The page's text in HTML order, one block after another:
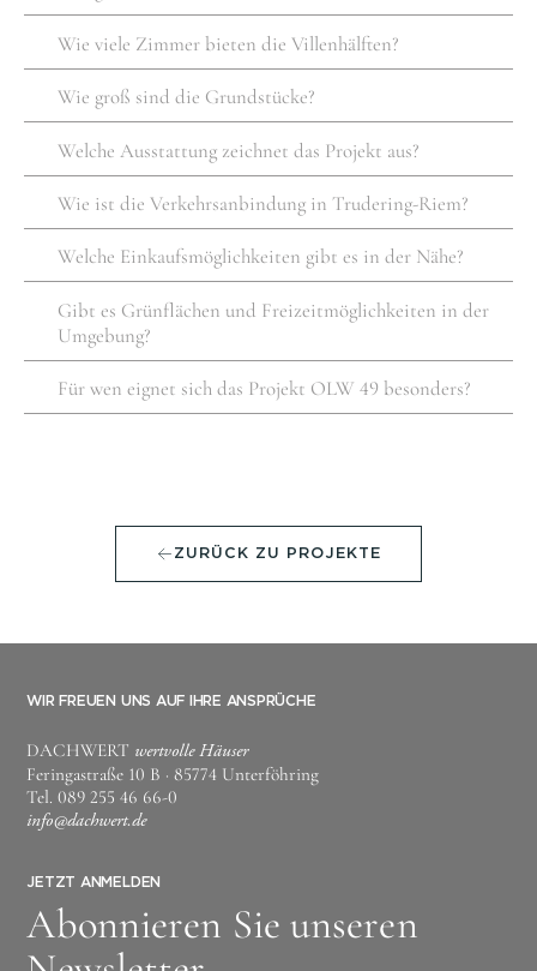
Wie viele Zimmer bieten die Villenhälften?
Wie groß sind die Grundstücke?
Welche Ausstattung zeichnet das Projekt aus?
Wie ist die Verkehrsanbindung in Trudering-Riem?
Welche Einkaufsmöglichkeiten gibt es in der Nähe?
Gibt es Grünflächen und Freizeitmöglichkeiten in der
Umgebung?
Für wen eignet sich das Projekt OLW 49 besonders?
ZURÜCK ZU PROJEKTE
WIR FREUEN UNS AUF IHRE ANSPRÜCHE
DACHWERT wertvolle Häuser
Feringastraße 10 B · 85774 Unterföhring
Tel.089 255 46 66-0
info@dachwert.de
JETZT ANMELDEN
Abonnieren Sie unseren